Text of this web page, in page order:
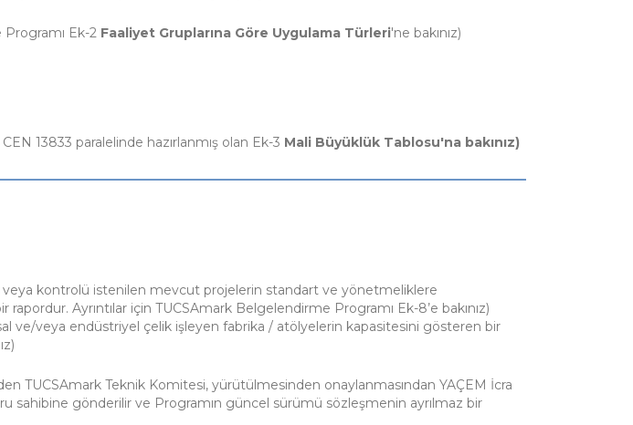
Ek-2 Faaliyet Gruplarına Göre Uygulama Türleri'ne bakınız)
13833 paralelinde hazırlanmış olan Ek-3 Mali Büyüklük Tablosu'na bakınız)
veya kontrolü istenilen mevcut projelerin standart ve yönetmeliklere
Ayrıntılar için TUCSAmark Belgelendirme Programı Ek-8’e bakınız)
ve/veya endüstriyel çelik işleyen fabrika / atölyelerin kapasitesini gösteren bir
TUCSAmark Teknik Komitesi, yürütülmesinden onaylanmasından YAÇEM İcra
sahibine gönderilir ve Programın güncel sürümü sözleşmenin ayrılmaz bir